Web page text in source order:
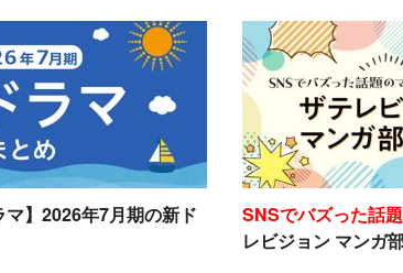
マ】2026年7月期の新ド
SNSでバズった話
レビジョン マンガ